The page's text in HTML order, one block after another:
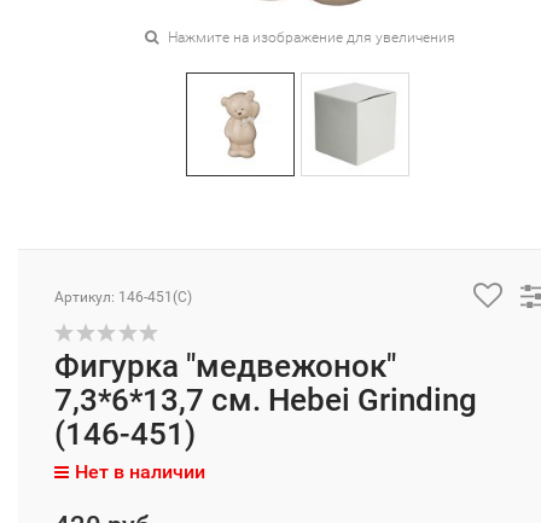
Нажмите на изображение для увеличения
Артикул: 146-451(C)
Фигурка "медвежонок"
7,3*6*13,7 см. Hebei Grinding
(146-451)
Нет в наличии